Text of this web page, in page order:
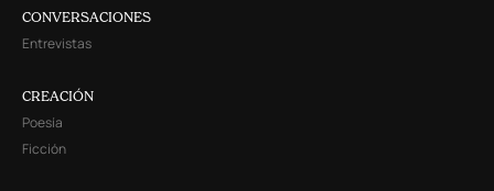
CONVERSACIONES
Entrevistas
CREACIÓN
Poesía
Ficción